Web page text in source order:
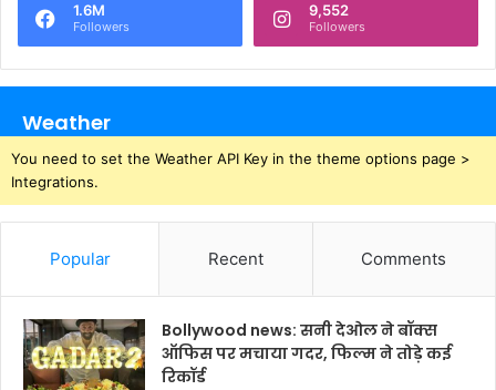
1.6M
Followers
9,552
Followers
Weather
You need to set the Weather API Key in the theme options page >
Integrations.
Popular Recent Comments
Bollywood news: सनी देओल ने बॉक्स
ऑफिस पर मचाया गदर, फिल्म ने तोड़े कई
रिकॉर्ड